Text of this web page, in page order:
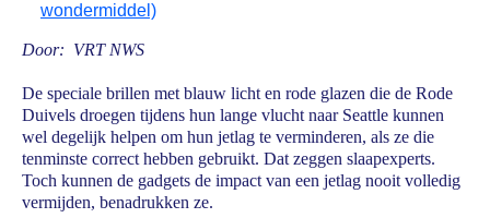
wondermiddel)
Door: VRT NWS
De speciale brillen met blauw licht en rode glazen die de Rode
Duivels droegen tijdens hun lange vlucht naar Seattle kunnen
wel degelijk helpen om hun jetlag te verminderen, als ze die
tenminste correct hebben gebruikt. Dat zeggen slaapexperts.
Toch kunnen de gadgets de impact van een jetlag nooit volledig
vermijden, benadrukken ze.